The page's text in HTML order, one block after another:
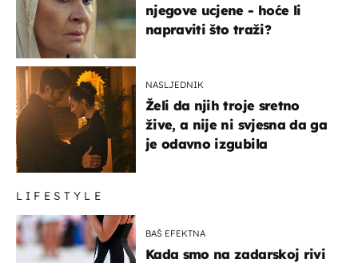
njegove ucjene - hoće li
napraviti što traži?
NASLJEDNIK
Želi da njih troje sretno
žive, a nije ni svjesna da ga
je odavno izgubila
LIFESTYLE
BAŠ EFEKTNA
Kada smo na zadarskoj rivi